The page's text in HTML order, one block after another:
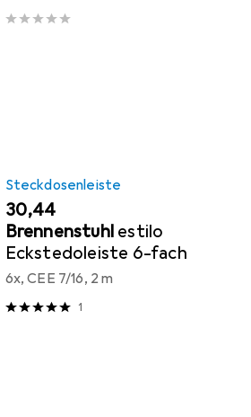
Steckdosenleiste
EUR
30,44
Brennenstuhl estilo
Eckstedoleiste 6-fach
6x, CEE 7/16, 2 m
1